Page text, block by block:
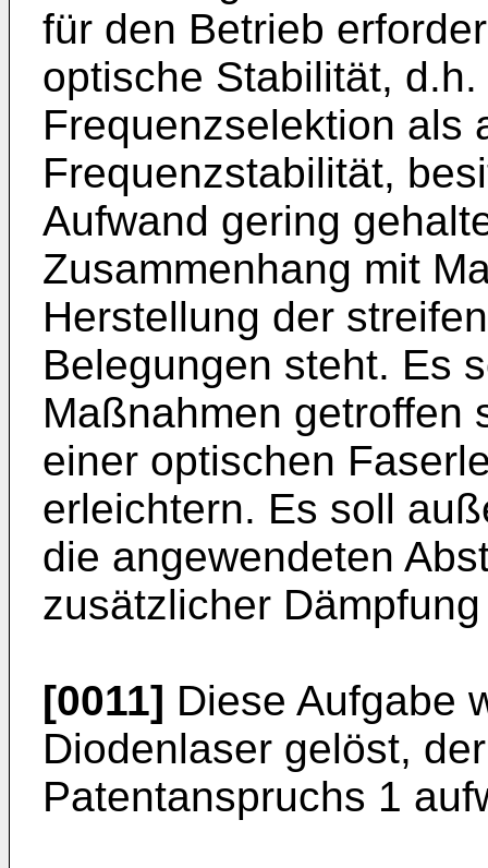
für den Betrieb
optische Stabilität,
Frequenzselektion als
Frequenzstabilität,
Aufwand gering
Zusammenhang mit
Herstellung der
Belegungen steht. Es
Maßnahmen getroffen
einer optischen
erleichtern. Es soll
die angewendeten
zusätzlicher
[0011] Diese Aufgabe
Diodenlaser gelöst,
Patentanspruchs 1